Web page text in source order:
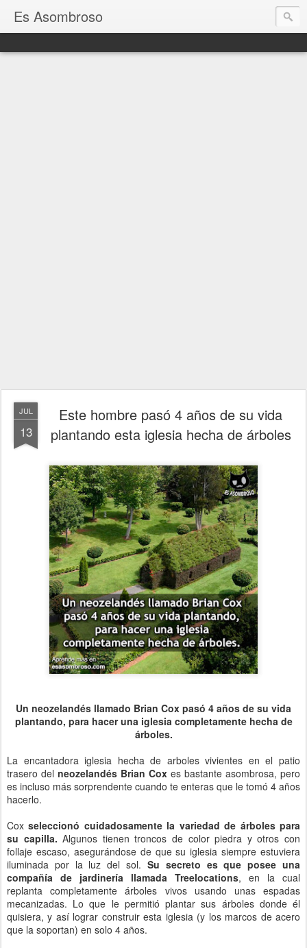
Es Asombroso
JUL
13
Este hombre pasó 4 años de su vida
plantando esta iglesia hecha de árboles
Un neozelandés llamado Brian Cox pasó 4 años de su vida
plantando, para hacer una iglesia completamente hecha de
árboles.
La encantadora iglesia hecha de arboles vivientes en el patio
trasero del neozelandés Brian Cox es bastante asombrosa, pero
es incluso más sorprendente cuando te enteras que le tomó 4 años
hacerlo.
Cox seleccionó cuidadosamente la variedad de árboles para
su capilla. Algunos tienen troncos de color piedra y otros con
follaje escaso, asegurándose de que su iglesia siempre estuviera
iluminada por la luz del sol. Su secreto es que posee una
compañía de jardinería llamada Treelocations, en la cual
replanta completamente árboles vivos usando unas espadas
mecanizadas. Lo que le permitió plantar sus árboles donde él
quisiera, y así lograr construir esta iglesia (y los marcos de acero
que la soportan) en solo 4 años.